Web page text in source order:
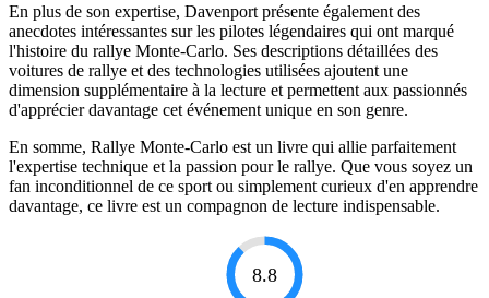
En plus de son expertise, Davenport présente également des
anecdotes intéressantes sur les pilotes légendaires qui ont marqué
l'histoire du rallye Monte-Carlo. Ses descriptions détaillées des
voitures de rallye et des technologies utilisées ajoutent une
dimension supplémentaire à la lecture et permettent aux passionnés
d'apprécier davantage cet événement unique en son genre.
En somme, Rallye Monte-Carlo est un livre qui allie parfaitement
l'expertise technique et la passion pour le rallye. Que vous soyez un
fan inconditionnel de ce sport ou simplement curieux d'en apprendre
davantage, ce livre est un compagnon de lecture indispensable.
8.8